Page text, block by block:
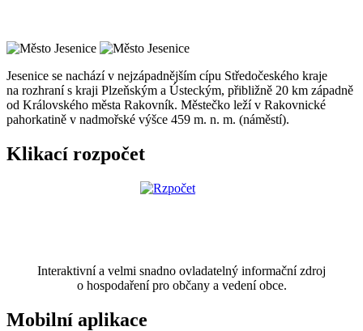
Jesenice se nachází v nejzápadnějším cípu Středočeského kraje
na rozhraní s kraji Plzeňským a Ústeckým, přibližně 20 km západně
od Královského města Rakovník. Městečko leží v Rakovnické
pahorkatině v nadmořské výšce 459 m. n. m. (náměstí).
Klikací rozpočet
Interaktivní a velmi snadno ovladatelný informační zdroj
o hospodaření pro občany a vedení obce.
Mobilní aplikace